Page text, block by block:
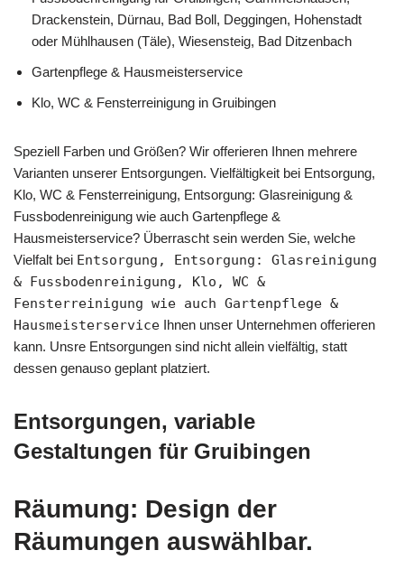
Drackenstein, Dürnau, Bad Boll, Deggingen, Hohenstadt
oder Mühlhausen (Täle), Wiesensteig, Bad Ditzenbach
Gartenpflege & Hausmeisterservice
Klo, WC & Fensterreinigung in Gruibingen
Speziell Farben und Größen? Wir offerieren Ihnen mehrere
Varianten unserer Entsorgungen. Vielfältigkeit bei Entsorgung,
Klo, WC & Fensterreinigung, Entsorgung: Glasreinigung &
Fussbodenreinigung wie auch Gartenpflege &
Hausmeisterservice? Überrascht sein werden Sie, welche
Vielfalt bei Entsorgung, Entsorgung: Glasreinigung
& Fussbodenreinigung, Klo, WC &
Fensterreinigung wie auch Gartenpflege &
Hausmeisterservice Ihnen unser Unternehmen offerieren
kann. Unsre Entsorgungen sind nicht allein vielfältig, statt
dessen genauso geplant platziert.
Entsorgungen, variable
Gestaltungen für Gruibingen
Räumung: Design der
Räumungen auswählbar.